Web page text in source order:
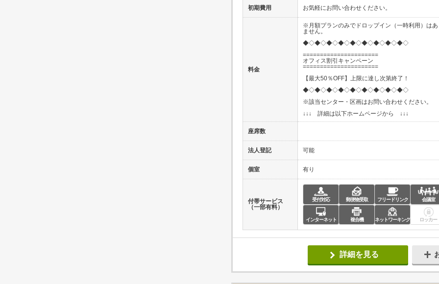
初期費用 お気軽にお問い合わせください。
料金
※月額プランのみでドロップイン（一時利用）はあ
ません。
◆◇◆◇◆◇◆◇◆◇◆◇◆◇◆◇◆◇
======================
オフィス割引キャンペーン
======================
【最大50％OFF】上限に達し次第終了！
◆◇◆◇◆◇◆◇◆◇◆◇◆◇◆◇◆◇
※該当センター・区画はお問い合わせください。
↓↓↓ 詳細は以下ホームページから ↓↓↓
座席数
法人登記 可能
個室 有り
付帯サービス
（一部有料）
受付対応 郵便物受取 フリードリンク 会議室
インターネット 複合機 ネットワーキング ロッカー
詳細を見る